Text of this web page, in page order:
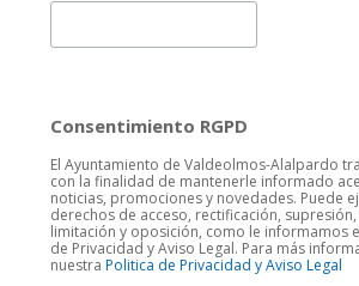
Consentimiento RGPD
El Ayuntamiento de Valdeolmos-Alalpardo
con la finalidad de mantenerle informado
noticias, promociones y novedades. Puede
derechos de acceso, rectificación,
limitación y oposición, como le informamos
de Privacidad y Aviso Legal. Para más
nuestra Politica de Privacidad y Aviso Legal